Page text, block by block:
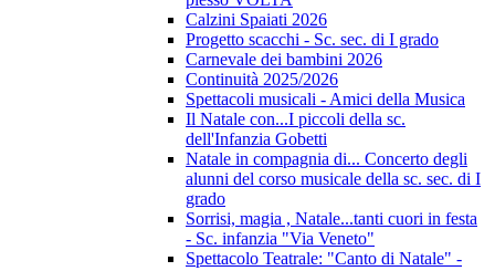
Calzini Spaiati 2026
Progetto scacchi - Sc. sec. di I grado
Carnevale dei bambini 2026
Continuità 2025/2026
Spettacoli musicali - Amici della Musica
Il Natale con...I piccoli della sc.
dell'Infanzia Gobetti
Natale in compagnia di... Concerto degli
alunni del corso musicale della sc. sec. di I
grado
Sorrisi, magia , Natale...tanti cuori in festa
- Sc. infanzia "Via Veneto"
Spettacolo Teatrale: "Canto di Natale" -